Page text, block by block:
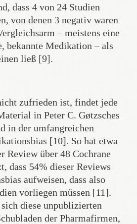
dass 4 von 24 Studien
von denen 3 negativ waren
– meistens eine
bekannte Medikation – als
ließ [9].
zufrieden ist, findet jede
in Peter C. Gøtzsches
in der umfangreichen
[10]. So hat etwa
Review über 48 Cochrane
dass 54% dieser Reviews
aufweisen, dass also
vorliegen müssen [11].
diese unpublizierten
der Pharmafirmen,